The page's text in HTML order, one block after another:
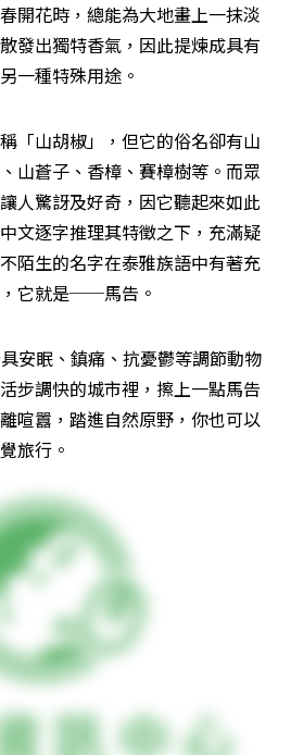
開花時，總能為大地畫上一抹淡
發出獨特香氣，因此提煉成具有
一種特殊用途。
「山胡椒」，但它的俗名卻有山
山蒼子、香樟、賽樟樹等。而眾
人驚訝及好奇，因它聽起來如此
文逐字推理其特徵之下，充滿疑
陌生的名字在泰雅族語中有著充
它就是──馬告。
安眠、鎮痛、抗憂鬱等調節動物
步調快的城市裡，擦上一點馬告
喧囂，踏進自然原野，你也可以
旅行。